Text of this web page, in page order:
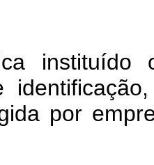
instituído o
por